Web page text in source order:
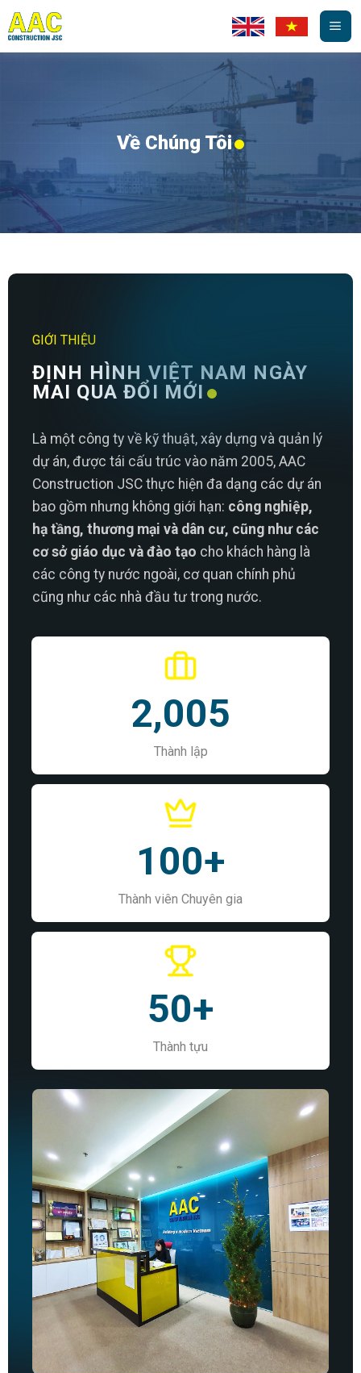
Skip
to
content
Về Chúng Tôi
GIỚI THIỆU
ĐỊNH HÌNH VIỆT NAM NGÀY
MAI QUA ĐỔI MỚI
Là một công ty về kỹ thuật, xây dựng và quản lý
dự án, được tái cấu trúc vào năm 2005, AAC
Construction JSC thực hiện đa dạng các dự án
bao gồm nhưng không giới hạn: công nghiệp,
hạ tầng, thương mại và dân cư, cũng như các
cơ sở giáo dục và đào tạo cho khách hàng là
các công ty nước ngoài, cơ quan chính phủ
cũng như các nhà đầu tư trong nước.
2,005
Thành lập
100+
Thành viên Chuyên gia
50+
Thành tựu